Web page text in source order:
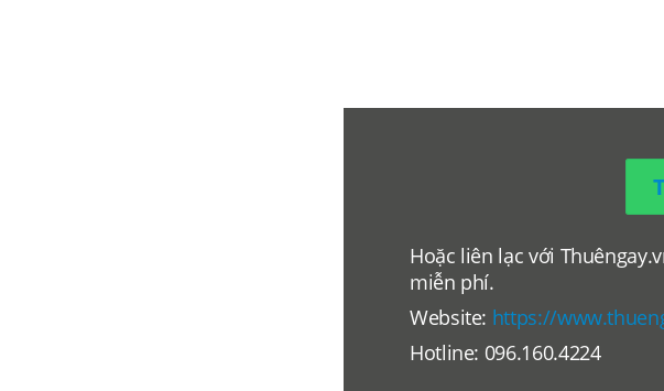
Hoặc liên lạc với
miễn phí.
Website: https://
Hotline: 096.160.4224